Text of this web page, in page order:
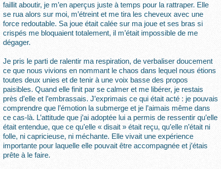
faillit aboutir, je m’en aperçus juste à temps pour la rattraper. Elle
se rua alors sur moi, m’étreint et me tira les cheveux avec une
force redoutable. Sa joue était calée sur ma joue et ses bras si
crispés me bloquaient totalement, il m’était impossible de me
dégager.
Je pris le parti de ralentir ma respiration, de verbaliser doucement
ce que nous vivions en nommant le chaos dans lequel nous étions
toutes deux unies et de tenir à une voix basse des propos
paisibles. Quand elle finit par se calmer et me libérer, je restais
près d’elle et l’embrassais. J’exprimais ce qui était acté : je pouvais
comprendre que l’émotion la submerge et je l’aimais même dans
ce cas-là. L’attitude que j’ai adoptée lui a permis de ressentir qu’elle
était entendue, que ce qu’elle « disait » était reçu, qu’elle n’était ni
folle, ni capricieuse, ni méchante. Elle vivait une expérience
importante pour laquelle elle pouvait être accompagnée et j’étais
prête à le faire.